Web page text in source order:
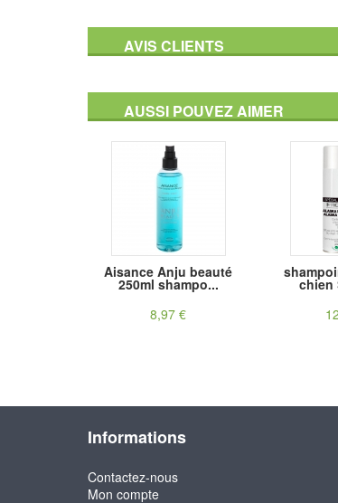
AVIS CLIENTS
AUSSI POUVEZ AIMER
Aisance Anju beauté
250ml shampo...
8,97 €
chien
Informations
Contactez-nous
Mon compte